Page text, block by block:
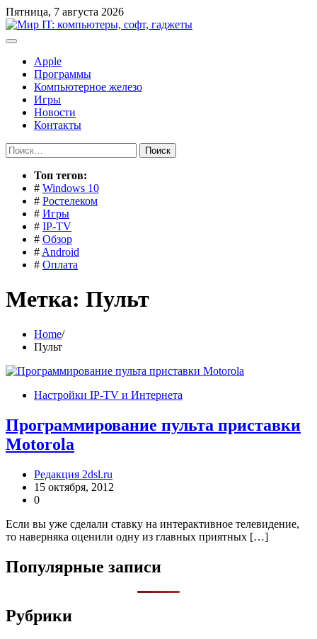
Перейти
к
содержимому
Пятница, 7 августа 2026
Apple
Программы
Компьютерное железо
Игры
Новости
Контакты
Найти:
Toп тегов:
# Windows 10
# Ростелеком
# Игры
# IP-TV
# Обзор
# Android
# Оплата
Метка: Пульт
Home
Пульт
Настройки IP-TV и Интернета
Программирование пульта приставки
Motorola
Редакция 2dsl.ru
15 октября, 2012
0
Если вы уже сделали ставку на интерактивное телевидение,
то наверняка оценили одну из главных приятных […]
Популярные записи
Рубрики